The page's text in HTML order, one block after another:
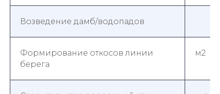
Возведение дамб/водопадов
Формирование откосов линии
берега
м2